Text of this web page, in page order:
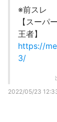
※前スレ
【スーパ
王者】
https://
3/
2022/05/23